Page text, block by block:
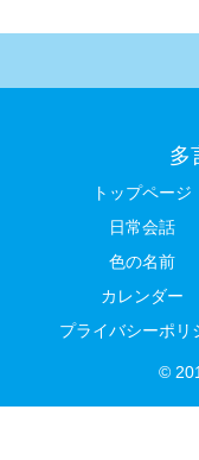
多
トップページ
日常会話
色の名前
カレンダー
プライバシーポリ
©